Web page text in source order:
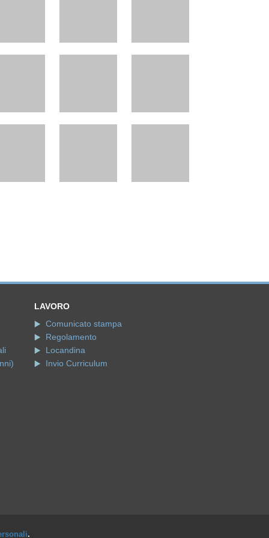
LAVORO
Comunicato stampa
Regolamento
Locandina
Invio Curriculum
.